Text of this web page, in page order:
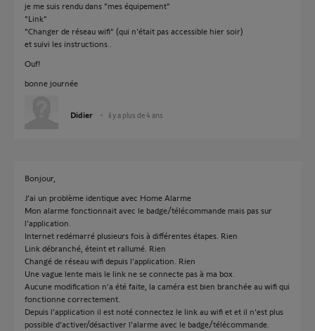
je me suis rendu dans "mes équipement"
"Link"
"Changer de réseau wifi" (qui n'était pas accessible hier soir)
et suivi les instructions..
Ouf!
bonne journée
Didier il y a plus de 4 ans
Bonjour,
J’ai un problème identique avec Home Alarme
Mon alarme fonctionnait avec le badge/télécommande mais pas sur
l’application.
Internet redémarré plusieurs fois à différentes étapes. Rien
Link débranché, éteint et rallumé. Rien
Changé de réseau wifi depuis l’application. Rien
Une vague lente mais le link ne se connecte pas à ma box.
Aucune modification n’a été faite, la caméra est bien branchée au wifi qui
fonctionne correctement.
Depuis l’application il est noté connectez le link au wifi et et il n’est plus
possible d’activer/désactiver l’alarme avec le badge/télécommande.